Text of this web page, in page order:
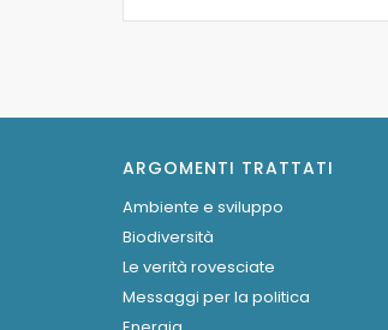
ARGOMENTI TRATTATI
Ambiente e sviluppo
Biodiversità
Le verità rovesciate
Messaggi per la politica